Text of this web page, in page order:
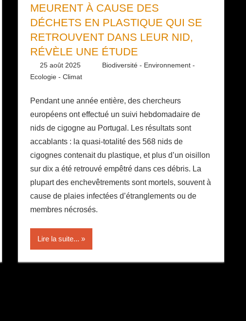
MEURENT À CAUSE DES
DÉCHETS EN PLASTIQUE QUI SE
RETROUVENT DANS LEUR NID,
RÉVÈLE UNE ÉTUDE
25 août 2025 Daniel
Biodiversité - Environnement -
Ecologie - Climat
Pendant une année entière, des chercheurs
européens ont effectué un suivi hebdomadaire de
nids de cigogne au Portugal. Les résultats sont
accablants : la quasi-totalité des 568 nids de
cigognes contenait du plastique, et plus d’un oisillon
sur dix a été retrouvé empêtré dans ces débris. La
plupart des enchevêtrements sont mortels, souvent à
cause de plaies infectées d’étranglements ou de
membres nécrosés.
Lire la suite...